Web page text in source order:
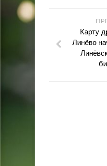
Карту
Линёво